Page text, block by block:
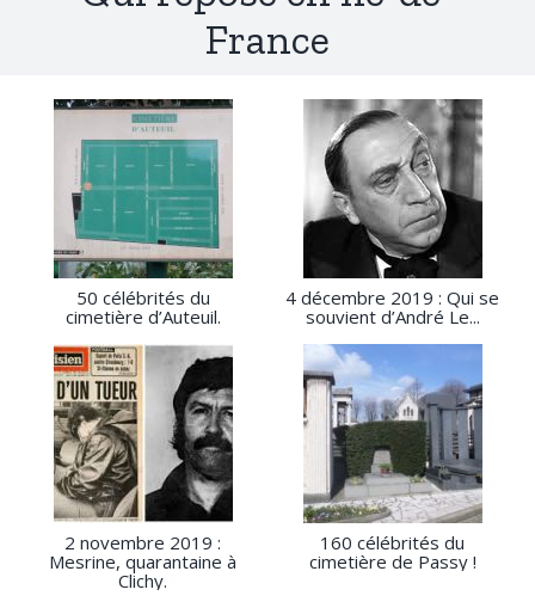
France
50 célébrités du
cimetière d’Auteuil.
4 décembre 2019 : Qui se
souvient d’André Le...
2 novembre 2019 :
Mesrine, quarantaine à
Clichy.
160 célébrités du
cimetière de Passy !